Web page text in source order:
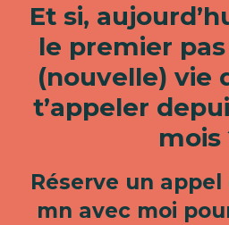
Et si,
le premier
(nouvelle) vie
t’appeler
mois
Réserve un
mn avec moi